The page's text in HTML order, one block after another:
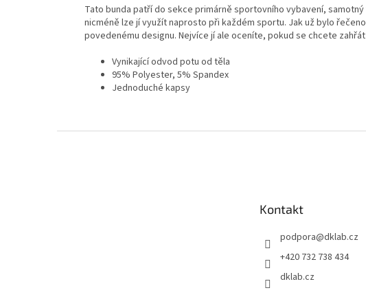
Tato bunda patří do sekce primárně sportovního vybavení,
nicméně lze jí využít naprosto při každém sportu. Jak už bylo
povedenému designu. Nejvíce jí ale oceníte, pokud se chcete
Vynikající odvod potu od těla
95% Polyester, 5% Spandex
Jednoduché kapsy
Kontakt
podpora@dklab.cz
+420 732 738 434
dklab.cz